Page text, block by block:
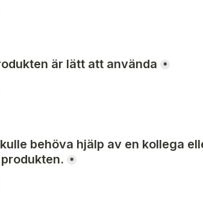
är lätt att använda *
behöva hjälp av en kollega
*